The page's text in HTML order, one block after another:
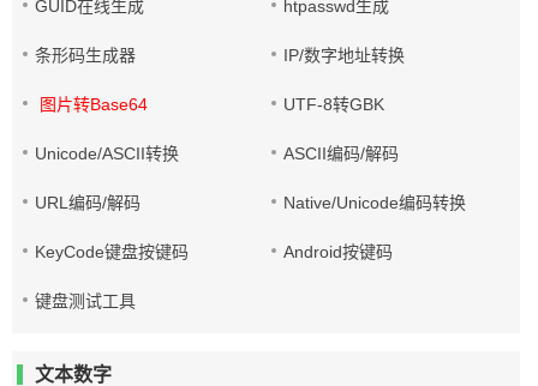
GUID在线生成 htpasswd生成
条形码生成器 IP/数字地址转换
图片转Base64 UTF-8转GBK
Unicode/ASCII转换 ASCII编码/解码
URL编码/解码 Native/Unicode编码转换
KeyCode键盘按键码 Android按键码
键盘测试工具
文本数字